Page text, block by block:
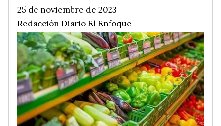
Redacción Diario El Enfoque
25 de noviembre de 2023